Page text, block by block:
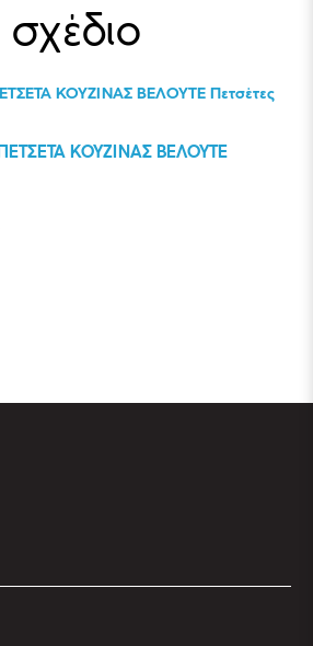
σχέδιο
ΠΕΤΣΕΤΑ ΚΟΥΖΙΝΑΣ ΒΕΛΟΥΤΕ